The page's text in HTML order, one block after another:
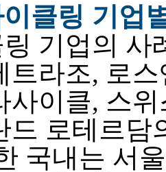
클링 기업
기업의 사
트라조, 로
사이클, 스
드 로테르담
국내는 서